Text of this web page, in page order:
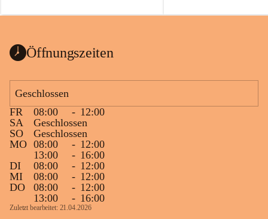
Wanduhr (!) benutzt und musste
Das Gemeindeamt freut sich sehr über die
Spende >lesenswerter< Bücher und
vorsortiert in die Bücherzelle eingeräumt
werden können.
Gleichzeitig möchten wir uns bei all Jenen
sehr herzlich bedanken, die bereits viele
tolle Bücher spendiert haben.
Gesundheit, Gelassenheit
Öffnungszeiten
Geschlossen
FR
08:00 - 12:00
SA
Geschlossen
SO
Geschlossen
MO 08:00 - 12:00
13:00
- 16:00
DI
08:00 - 12:00
MI
08:00 - 12:00
DO
08:00 - 12:00
13:00
- 16:00
Zuletzt bearbeitet: 21.04.2026